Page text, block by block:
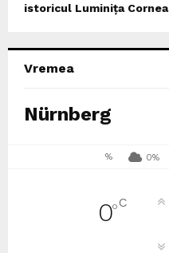
istoricul Luminița Cornea
Vremea
Nürnberg
% 0%
0°C